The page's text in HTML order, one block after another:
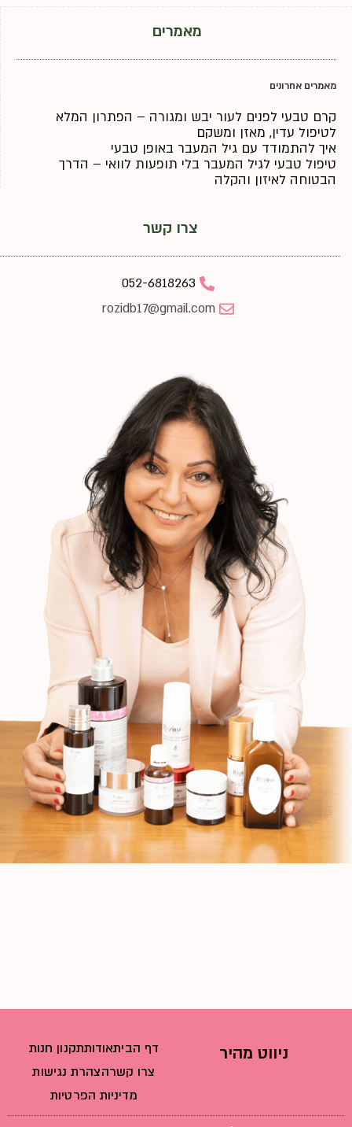
מאמרים
מאמרים אחרונים
קרם טבעי לפנים לעור יבש ומגורה – הפתרון המלא
לטיפול עדין, מאזן ומשקם
איך להתמודד עם גיל המעבר באופן טבעי
טיפול טבעי לגיל המעבר בלי תופעות לוואי – הדרך
הבטוחה לאיזון והקלה
צרו קשר
052-6818263
rozidb17@gmail.com
ניווט מהיר דף הביתאודותתקנון חנות
צרו קשרהצהרת נגישות
מדיניות הפרטיות